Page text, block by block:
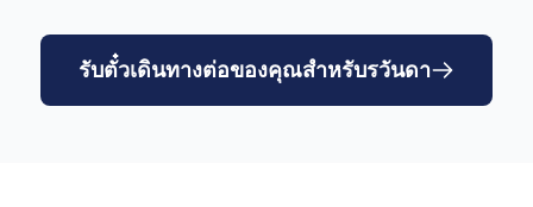
รับตั๋วเดินทางต่อของคุณสำหรับรวันดา